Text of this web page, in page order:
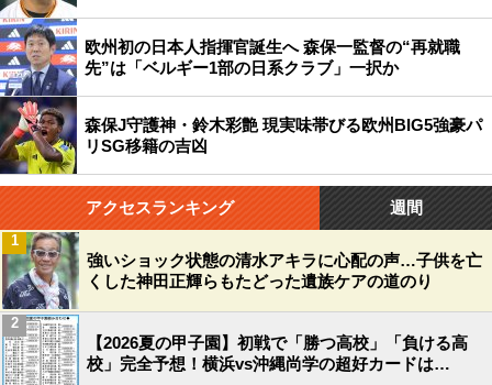
欧州初の日本人指揮官誕生へ 森保一監督の“再就職
先”は「ベルギー1部の日系クラブ」一択か
森保J守護神・鈴木彩艶 現実味帯びる欧州BIG5強豪パ
リSG移籍の吉凶
アクセスランキング 週間
強いショック状態の清水アキラに心配の声…子供を亡
くした神田正輝らもたどった遺族ケアの道のり
1
【2026夏の甲子園】初戦で「勝つ高校」「負ける高
校」完全予想！横浜vs沖縄尚学の超好カードは…
2